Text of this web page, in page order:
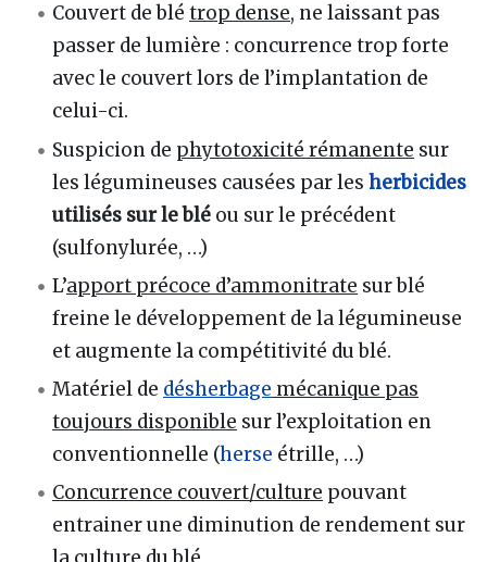
Couvert de blétrop dense, ne laissant pas
passer de lumière : concurrence trop forte
avec le couvert lors de l’implantation de
celui-ci.
Suspicion de phytotoxicité rémanente sur
les légumineuses causées par lesherbicides
utilisés sur le blé ou sur le précédent
(sulfonylurée, …)
L’apport précoce d’ammonitrate sur blé
freine le développement de la légumineuse
et augmente la compétitivité du blé.
Matériel de désherbage mécanique pas
toujours disponible sur l’exploitation en
conventionnelle (herse étrille, …)
Concurrence couvert/culture pouvant
entrainer une diminution de rendement sur